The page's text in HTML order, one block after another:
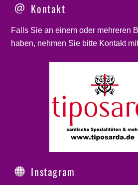
Kontakt
Falls Sie an einem oder mehreren
haben, nehmen Sie bitte Kontakt
Instagram